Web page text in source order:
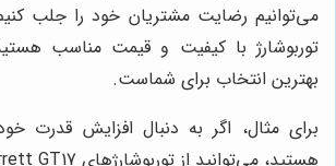
می‌توانیم رضایت مشتریان خود را جلب
توربوشارژ با کیفیت و قیمت مناسب
بهترین انتخاب برای شماست.